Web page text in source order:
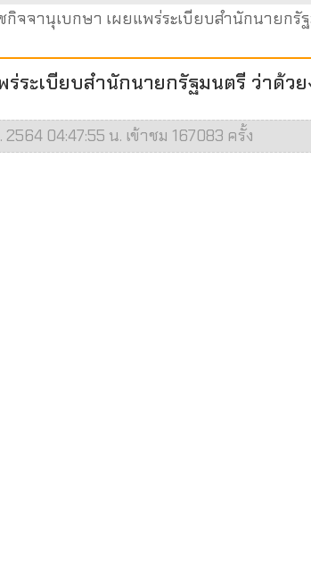
กิจจานุเบกษา เผยแพร่ระเบียบสำนักนายก
ร่ระเบียบสำนักนายกรัฐมนตรี ว่าด้
04:47:55 น. เข้าชม 167083 ครั้ง